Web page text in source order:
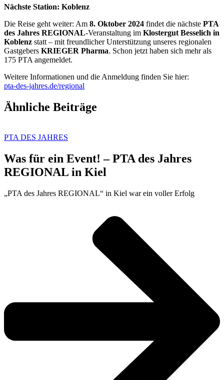
Nächste Station: Koblenz
Die Reise geht weiter: Am 8. Oktober 2024 findet die nächste PTA
des Jahres REGIONAL-Veranstaltung im Klostergut Besselich in
Koblenz statt – mit freundlicher Unterstützung unseres regionalen
Gastgebers KRIEGER Pharma. Schon jetzt haben sich mehr als
175 PTA angemeldet.
Weitere Informationen und die Anmeldung finden Sie hier:
pta-des-jahres.de/regional
Ähnliche Beiträge
PTA DES JAHRES
Was für ein Event! – PTA des Jahres
REGIONAL in Kiel
„PTA des Jahres REGIONAL“ in Kiel war ein voller Erfolg